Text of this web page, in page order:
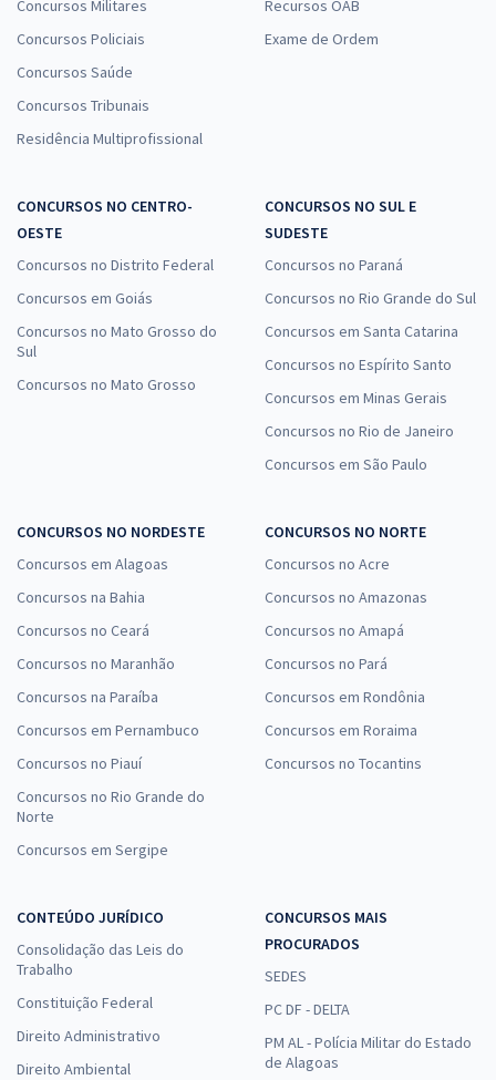
Concursos Militares
Concursos Policiais
Concursos Saúde
Concursos Tribunais
Residência Multiprofissional
Recursos OAB
Exame de Ordem
CONCURSOS NO CENTRO-
OESTE
Concursos no Distrito Federal
Concursos em Goiás
Concursos no Mato Grosso do
Sul
Concursos no Mato Grosso
CONCURSOS NO SUL E
SUDESTE
Concursos no Paraná
Concursos no Rio Grande do Sul
Concursos em Santa Catarina
Concursos no Espírito Santo
Concursos em Minas Gerais
Concursos no Rio de Janeiro
Concursos em São Paulo
CONCURSOS NO NORDESTE
Concursos em Alagoas
Concursos na Bahia
Concursos no Ceará
Concursos no Maranhão
Concursos na Paraíba
Concursos em Pernambuco
Concursos no Piauí
Concursos no Rio Grande do
Norte
Concursos em Sergipe
CONCURSOS NO NORTE
Concursos no Acre
Concursos no Amazonas
Concursos no Amapá
Concursos no Pará
Concursos em Rondônia
Concursos em Roraima
Concursos no Tocantins
CONTEÚDO JURÍDICO
Consolidação das Leis do
Trabalho
Constituição Federal
Direito Administrativo
Direito Ambiental
CONCURSOS MAIS
PROCURADOS
SEDES
PC DF - DELTA
PM AL - Polícia Militar do Estado
de Alagoas